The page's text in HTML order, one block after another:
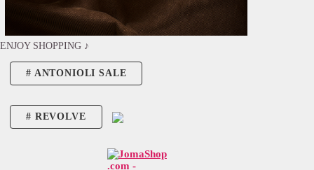
ENJOY SHOPPING ♪
ANTONIOLI SALE
REVOLVE